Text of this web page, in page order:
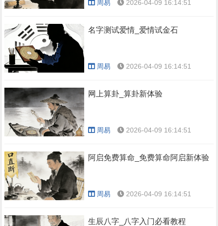
周易 2026-04-09 16:14:51
名字测试爱情_爱情试金石
周易 2026-04-09 16:14:51
网上算卦_算卦新体验
周易 2026-04-09 16:14:51
阿启免费算命_免费算命阿启新体验
周易 2026-04-09 16:14:51
生辰八字_八字入门必看教程